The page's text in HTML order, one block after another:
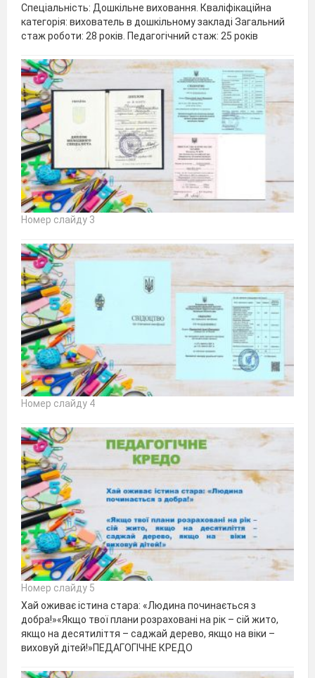
Спеціальність: Дошкільне виховання. Кваліфікаційна
категорія: вихователь в дошкільному закладі Загальний
стаж роботи: 28 років. Педагогічний стаж: 25 років
Номер слайду 3
Номер слайду 4
Номер слайду 5
Хай оживає істина стара: «Людина починається з
добра!»«Якщо твої плани розраховані на рік – сій жито,
якщо на десятиліття – саджай дерево, якщо на віки –
виховуй дітей!»ПЕДАГОГІЧНЕ КРЕДО